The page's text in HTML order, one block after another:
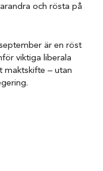
och rösta på
är en röst
viktiga liberala
maktskifte – utan